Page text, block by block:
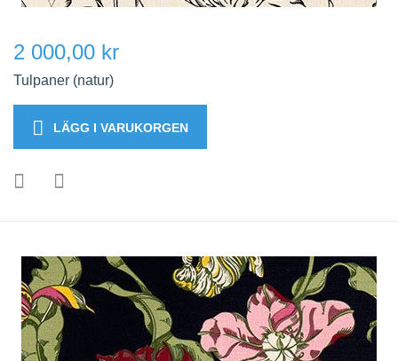
2 000,00 kr
Tulpaner (natur)
LÄGG I VARUKORGEN